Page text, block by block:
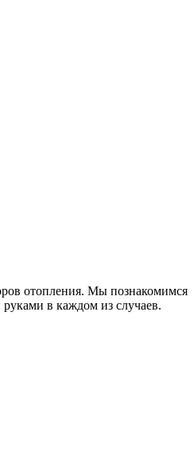
отопления. Мы познакомимся
в каждом из случаев.